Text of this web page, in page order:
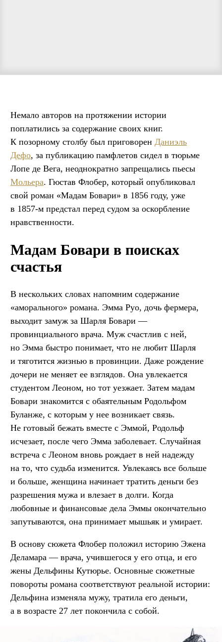
Немало авторов на протяжении истории
поплатились за содержание своих книг.
К позорному столбу был приговорен Даниэль
Дефо, за публикацию памфлетов сидел в тюрьме
Лопе де Вега, неоднократно запрещались пьесы
Мольера. Гюстав Флобер, который опубликовал
свой роман «Мадам Бовари» в 1856 году, уже
в 1857-м предстал перед судом за оскорбление
нравственности.
Мадам Бовари в поисках
счастья
В нескольких словах напомним содержание
«аморального» романа. Эмма Руо, дочь фермера,
выходит замуж за Шарля Бовари —
провинциального врача. Муж счастлив с ней,
но Эмма быстро понимает, что не любит Шарля
и тяготится жизнью в провинции. Даже рождение
дочери не меняет ее взглядов. Она увлекается
студентом Леоном, но тот уезжает. Затем мадам
Бовари знакомится с обаятельным Родольфом
Буланже, с которым у нее возникает связь.
Не готовый бежать вместе с Эммой, Родольф
исчезает, после чего Эмма заболевает. Случайная
встреча с Леоном вновь рождает в ней надежду
на то, что судьба изменится. Увлекаясь все больше
и больше, женщина начинает тратить деньги без
разрешения мужа и влезает в долги. Когда
любовные и финансовые дела Эммы окончательно
запутываются, она принимает мышьяк и умирает.
В основу сюжета Флобер положил историю Эжена
Деламара — врача, учившегося у его отца, и его
жены Дельфины Кутюрье. Основные сюжетные
повороты романа соответствуют реальной истории:
Дельфина изменяла мужу, тратила его деньги,
а в возрасте 27 лет покончила с собой.